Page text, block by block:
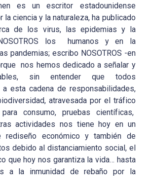
es un escritor estadounidense
la ciencia y la naturaleza, ha publicado
de los virus, las epidemias y la
los humanos y en la
pandemias; escribo NOSOTROS -en
nos hemos dedicado a señalar y
sin entender que todos
a esta cadena de responsabilidades,
atravesada por el tráfico
consumo, pruebas científicas,
actividades nos tiene hoy en un
económico y también de
debido al distanciamiento social, el
que hoy nos garantiza la vida… hasta
a la inmunidad de rebaño por la